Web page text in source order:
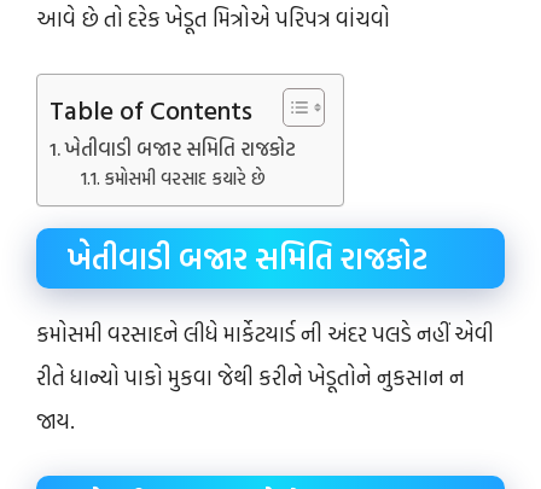
આવે છે તો દરેક ખેડૂત મિત્રોએ પરિપત્ર વાંચવો
Table of Contents
ખેતીવાડી બજાર સમિતિ રાજકોટ
કમોસમી વરસાદ કયારે છે
ખેતીવાડી બજાર સમિતિ રાજકોટ
કમોસમી વરસાદને લીધે માર્કેટયાર્ડ ની અંદર પલડે નહીં એવી
રીતે ધાન્યો પાકો મુકવા જેથી કરીને ખેડૂતોને નુકસાન ન
જાય.